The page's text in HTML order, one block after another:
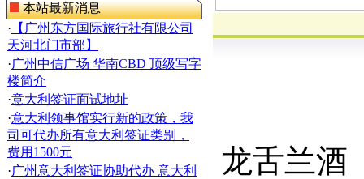
本站最新消息
· 【广州东方国际旅行社有限公司
天河北门市部】
·广州中信广场 华南CBD 顶级写字
楼简介
·意大利签证面试地址
·意大利领事馆实行新的政策，我
司可代办所有意大利签证类别，
费用1500元
·广州意大利签证协助代办 意大利
龙舌兰酒